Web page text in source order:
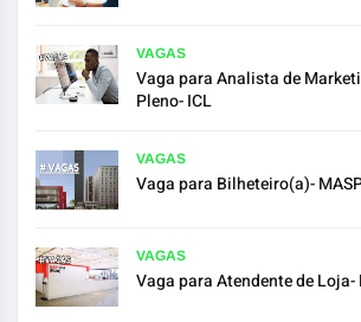
VAGAS
Vaga para Analista de
Pleno- ICL
VAGAS
Vaga para Bilheteiro(a)-
VAGAS
Vaga para Atendente de Loja-